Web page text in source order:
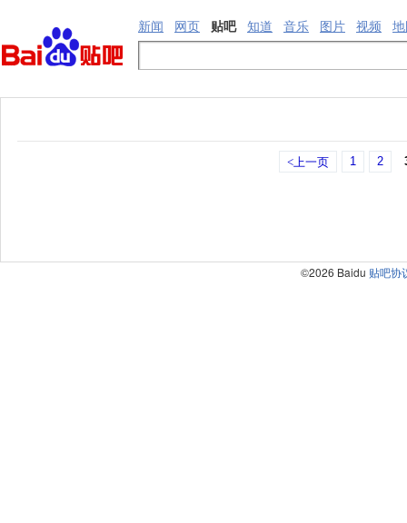
新闻 网页 贴吧 知道 音乐 图片 视频
<上一页 1 2
©2026 Baidu 贴吧协